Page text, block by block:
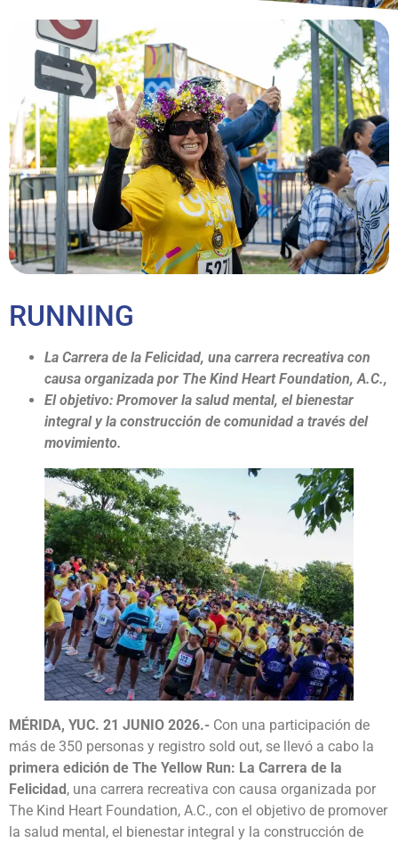
RUNNING
La Carrera de la Felicidad, una carrera recreativa con
causa organizada por The Kind Heart Foundation, A.C.,
El objetivo: Promover la salud mental, el bienestar
integral y la construcción de comunidad a través del
movimiento.
MÉRIDA, YUC. 21 JUNIO 2026.- Con una participación de
más de 350 personas y registro sold out, se llevó a cabo la
primera edición de The Yellow Run: La Carrera de la
Felicidad, una carrera recreativa con causa organizada por
The Kind Heart Foundation, A.C., con el objetivo de promover
la salud mental, el bienestar integral y la construcción de